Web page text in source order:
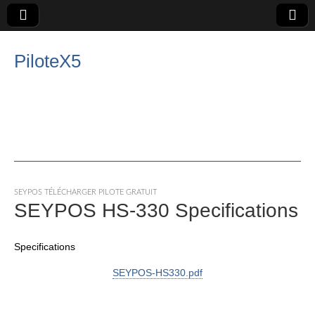
PiloteX5
SEYPOS TÉLÉCHARGER PILOTE GRATUIT
SEYPOS HS-330 Specifications
Specifications
SEYPOS-HS330.pdf